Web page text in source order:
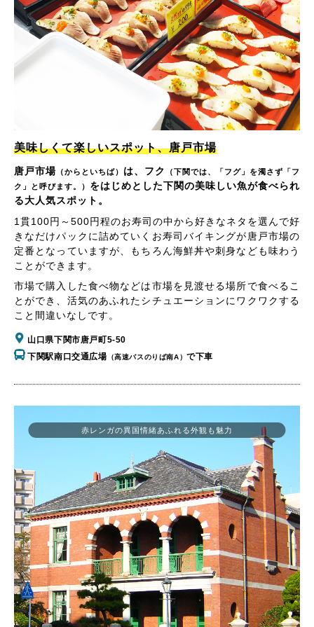
美味しくて楽しいスポット、唐戸市場
唐戸市場 （からといちば） は、フク
（下関では、「フグ」を濁さず「フ
ク」と呼びます。） をはじめとした下関の美味しい魚が食べられ
る大人気スポット。
1貫100円～500円程のお寿司の中から好きなネタを選んで好
きなだけパックに詰めていくお寿司バイキングが唐戸市場の
定番となっていますが、もちろん海鮮丼や刺身なども味わう
ことができます。
市場で購入した食べ物などは市場を見渡せる場所で食べるこ
とができ、活気のあふれたシチュエーションにワクワクする
こと間違いなしです。
山口県下関市唐戸町5-50
下関駅南口交通広場 （高速バスのりば南A）で下車
赤レンガの異国情緒あふれる外観も魅力